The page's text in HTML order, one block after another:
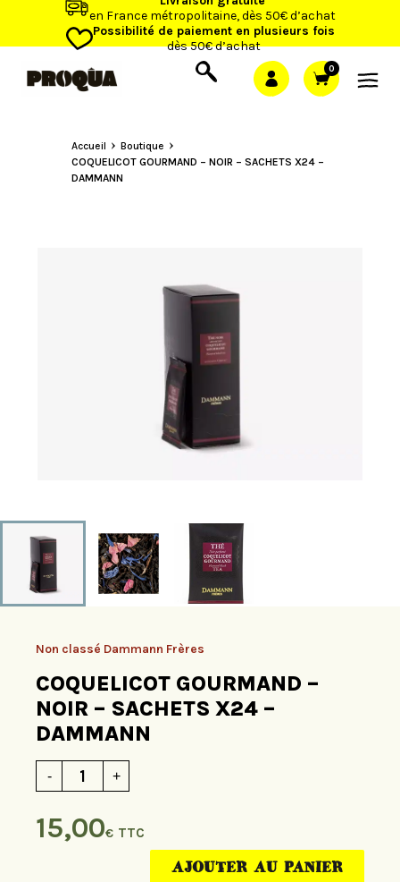
en France métropolitaine, dès 50€ d’achat
Possibilité de paiement en plusieurs fois
dès 50€ d’achat
0
Accueil
Boutique
COQUELICOT GOURMAND – NOIR – SACHETS X24 –
DAMMANN
Non classé Dammann Frères
COQUELICOT GOURMAND –
NOIR – SACHETS X24 –
DAMMANN
-
quantité
COQUELICOT
NOIR
+
15,00€
AJOUTER AU PANIER